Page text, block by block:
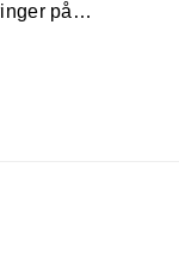
på…